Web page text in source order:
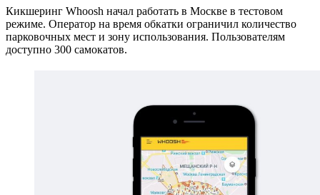
Кикшеринг Whoosh начал работать в Москве в тестовом
режиме. Оператор на время обкатки ограничил количество
парковочных мест и зону использования. Пользователям
доступно 300 самокатов.